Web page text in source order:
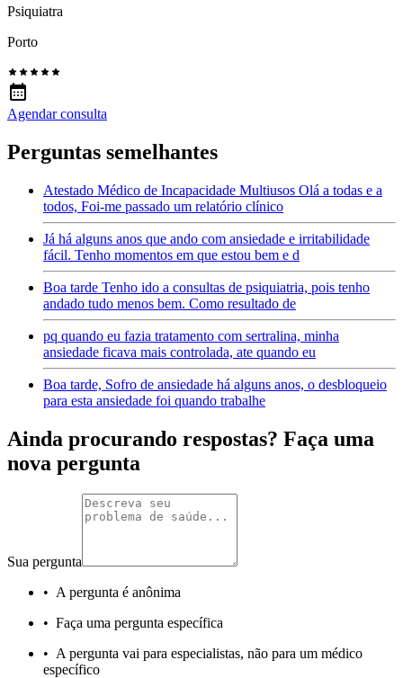
Psiquiatra
Porto
Agendar consulta
Perguntas semelhantes
Atestado Médico de Incapacidade Multiusos Olá a todas e a
todos, Foi-me passado um relatório clínico
Já há alguns anos que ando com ansiedade e irritabilidade
fácil. Tenho momentos em que estou bem e d
Boa tarde Tenho ido a consultas de psiquiatria, pois tenho
andado tudo menos bem. Como resultado de
pq quando eu fazia tratamento com sertralina, minha
ansiedade ficava mais controlada, ate quando eu
Boa tarde, Sofro de ansiedade há alguns anos, o desbloqueio
para esta ansiedade foi quando trabalhe
Ainda procurando respostas? Faça uma
nova pergunta
Sua pergunta
• A pergunta é anônima
• Faça uma pergunta específica
• A pergunta vai para especialistas, não para um médico
específico